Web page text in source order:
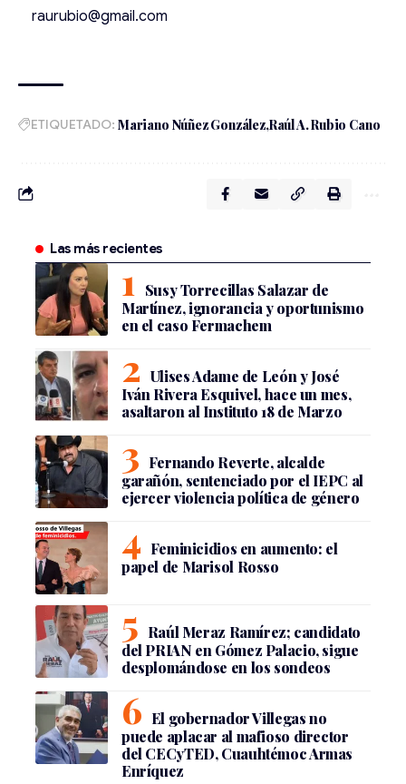
raurubio@gmail.com
ETIQUETADO: Mariano Núñez González Raúl A. Rubio Cano
Las más recientes
Susy Torrecillas Salazar de
Martínez, ignorancia y oportunismo
en el caso Fermachem
Ulises Adame de León y José
Iván Rivera Esquivel, hace un mes,
asaltaron al Instituto 18 de Marzo
Fernando Reverte, alcalde
garañón, sentenciado por el IEPC al
ejercer violencia política de género
Feminicidios en aumento: el
papel de Marisol Rosso
Raúl Meraz Ramírez; candidato
del PRIAN en Gómez Palacio, sigue
desplomándose en los sondeos
El gobernador Villegas no
puede aplacar al mafioso director
del CECyTED, Cuauhtémoc Armas
Enríquez